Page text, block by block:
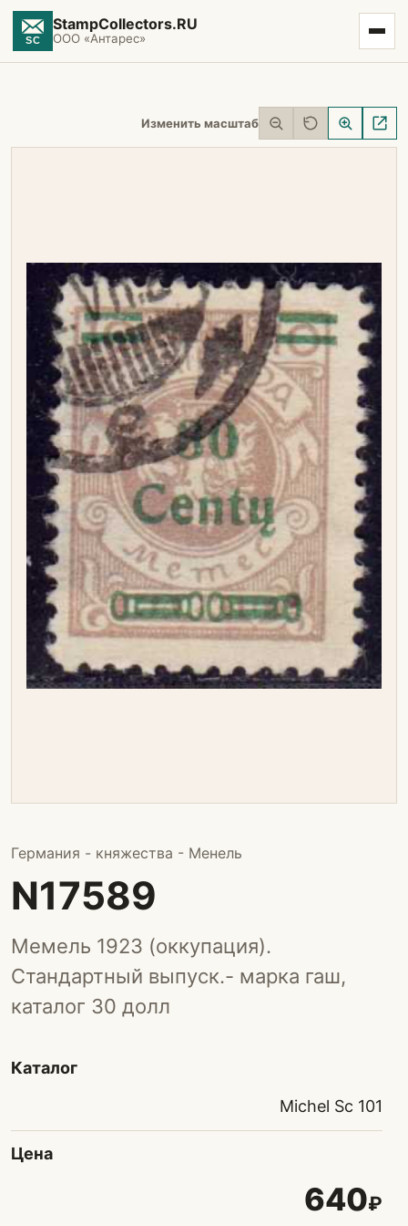
StampCollectors.RU
ООО «Антарес»
Изменить масштаб
Германия - княжества - Менель
N17589
Мемель 1923 (оккупация).
Стандартный выпуск.- марка гаш,
каталог 30 долл
Каталог
Michel Sc 101
Цена
640₽